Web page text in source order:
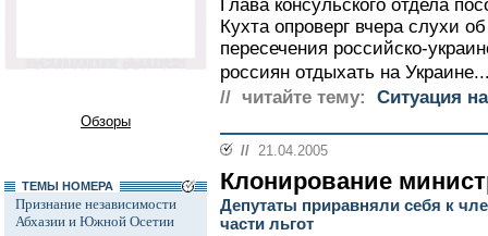
Обзоры
ТЕМЫ НОМЕРА
Признание независимости
Абхазии и Южной Осетии
Глава консульского отдела
Кухта опроверг вчера слухи
пересечения российско-
россиян отдыхать на
// читайте тему:
Ситуация
// 21.04.2005
Клонирование
Депутаты приравняли себя к
части льгот